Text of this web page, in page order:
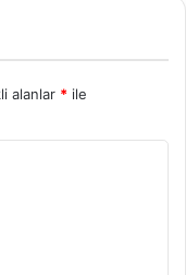
alanlar * ile